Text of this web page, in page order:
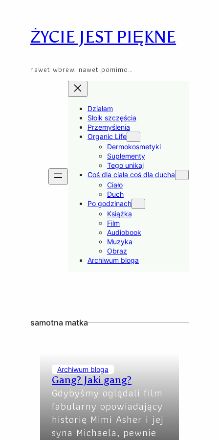
contentŻYCIE JEST PIĘKNE
nawet wbrew, nawet pomimo…
Działam
Słoik szczęścia
Przemyślenia
Organic Life
Dermokosmetyki
Suplementy
Tego unikaj
Coś dla ciała coś dla ducha
Ciało
Duch
Po godzinach
Książka
Film
Audiobook
Muzyka
Obraz
Archiwum bloga
samotna matka
Archiwum bloga
Gang? Jaki gang?
Gdybyśmy oglądali film
fabularny opowiadający
historię Mimi Asher i jej
syna Michaela, pewnie